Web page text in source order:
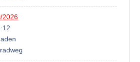
2026